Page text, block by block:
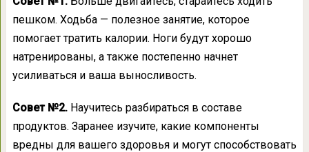
пешком. Ходьба — полезное занятие, которое
помогает тратить калории. Ноги будут хорошо
натренированы, а также постепенно начнет
усиливаться и ваша выносливость.
Совет №2.Научитесь разбираться в составе
продуктов. Заранее изучите, какие компоненты
вредны для вашего здоровья и могут способствовать